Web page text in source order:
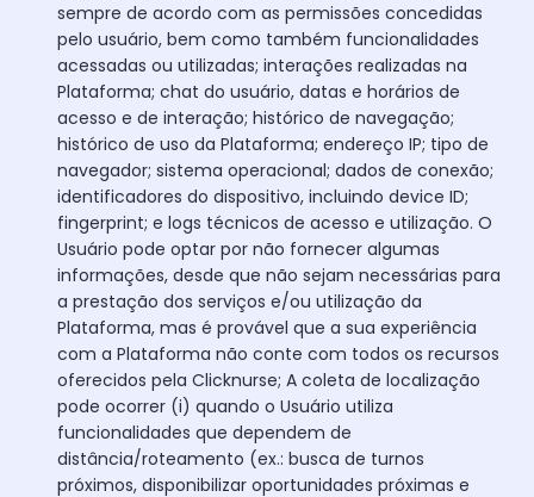
sempre de acordo com as permissões concedidas
pelo usuário, bem como também funcionalidades
acessadas ou utilizadas; interações realizadas na
Plataforma; chat do usuário, datas e horários de
acesso e de interação; histórico de navegação;
histórico de uso da Plataforma; endereço IP; tipo de
navegador; sistema operacional; dados de conexão;
identificadores do dispositivo, incluindo device ID;
fingerprint; e logs técnicos de acesso e utilização. O
Usuário pode optar por não fornecer algumas
informações, desde que não sejam necessárias para
a prestação dos serviços e/ou utilização da
Plataforma, mas é provável que a sua experiência
com a Plataforma não conte com todos os recursos
oferecidos pela Clicknurse; A coleta de localização
pode ocorrer (i) quando o Usuário utiliza
funcionalidades que dependem de
distância/roteamento (ex.: busca de turnos
próximos, disponibilizar oportunidades próximas e